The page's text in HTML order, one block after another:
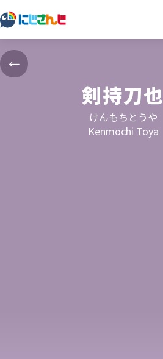
←
剣持刀也
けんもちとうや
Kenmochi Toya